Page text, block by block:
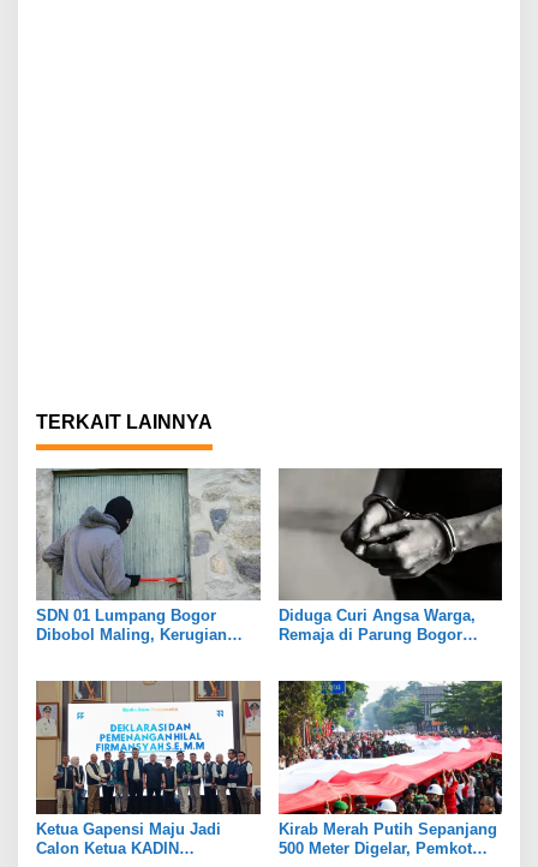
TERKAIT LAINNYA
SDN 01 Lumpang Bogor
Dibobol Maling, Kerugian
Diduga Curi Angsa Warga,
Remaja di Parung Bogor
Ketua Gapensi Maju Jadi
Calon Ketua KADIN
Kirab Merah Putih Sepanjang
500 Meter Digelar, Pemkot